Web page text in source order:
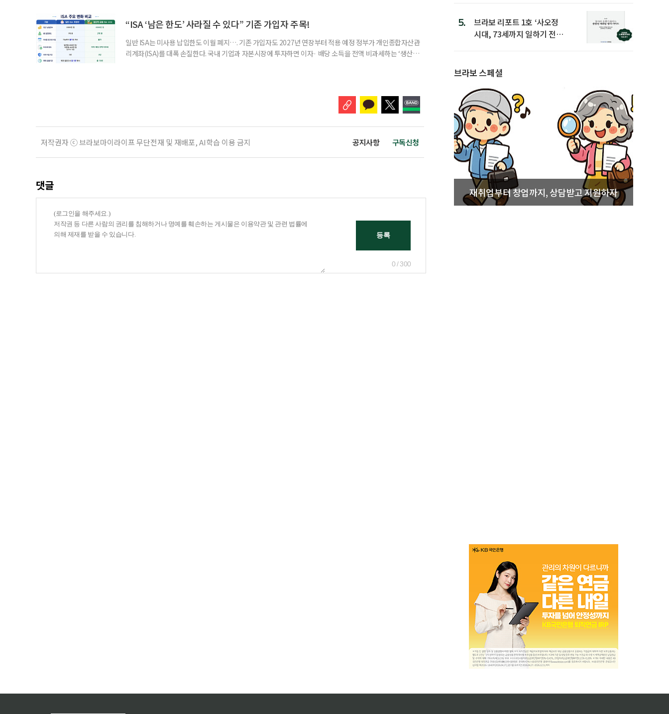
부가 각자 집 한 채씩을 보유하면 한 세대가 두 채를 가진 것으로 보지만, 실제 이혼해 주거와 생계를 분
“ISA ‘남은 한도’ 사라질 수 있다” 기존 가입자 주목!
일반 ISA는 미사용 납입한도 이월 폐지…. 기존 가입자도 2027년 연장부터 적용 예정 정부가 개인종합자산관
리계좌(ISA)를 대폭 손질한다. 국내 기업과 자본시장에 투자하면 이자· 배당 소득을 전액 비과세하는 ‘생산적
저작권자 ⓒ 브라보마이라이프 무단전재 및 재배포, AI학습 이용 금지 공지사항 구독신청
댓글
0 / 300
5.
브라보 리포트 1호 ‘사오정
시대, 73세까지 일하기 전략’
브라보 스페셜
재취업부터 창업까지, 상담받고 지원하자